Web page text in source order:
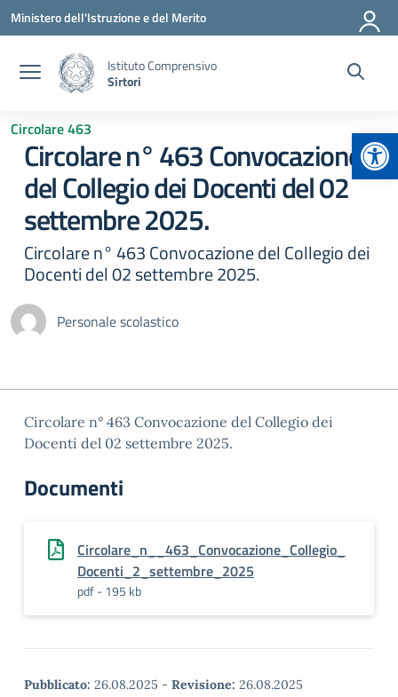
Vai ai contenuti
Vai al menu di navigazione
Vai al footer
Ministero dell'Istruzione e del Merito
Istituto Comprensivo
Sirtori
Circolare 463
Circolare n° 463 Convocazione
del Collegio dei Docenti del 02
settembre 2025.
Circolare n° 463 Convocazione del Collegio dei
Docenti del 02 settembre 2025.
Personale scolastico
Circolare n° 463 Convocazione del Collegio dei
Docenti del 02 settembre 2025.
Documenti
Circolare_n__463_Convocazione_Collegio_
Docenti_2_settembre_2025
pdf - 195 kb
Pubblicato: 26.08.2025 - Revisione: 26.08.2025